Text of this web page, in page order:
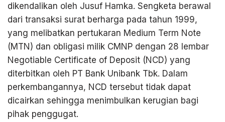
dikendalikan oleh Jusuf Hamka. Sengketa berawal
dari transaksi surat berharga pada tahun 1999,
yang melibatkan pertukaran Medium Term Note
(MTN) dan obligasi milik CMNP dengan 28 lembar
Negotiable Certificate of Deposit (NCD) yang
diterbitkan oleh PT Bank Unibank Tbk. Dalam
perkembangannya, NCD tersebut tidak dapat
dicairkan sehingga menimbulkan kerugian bagi
pihak penggugat.